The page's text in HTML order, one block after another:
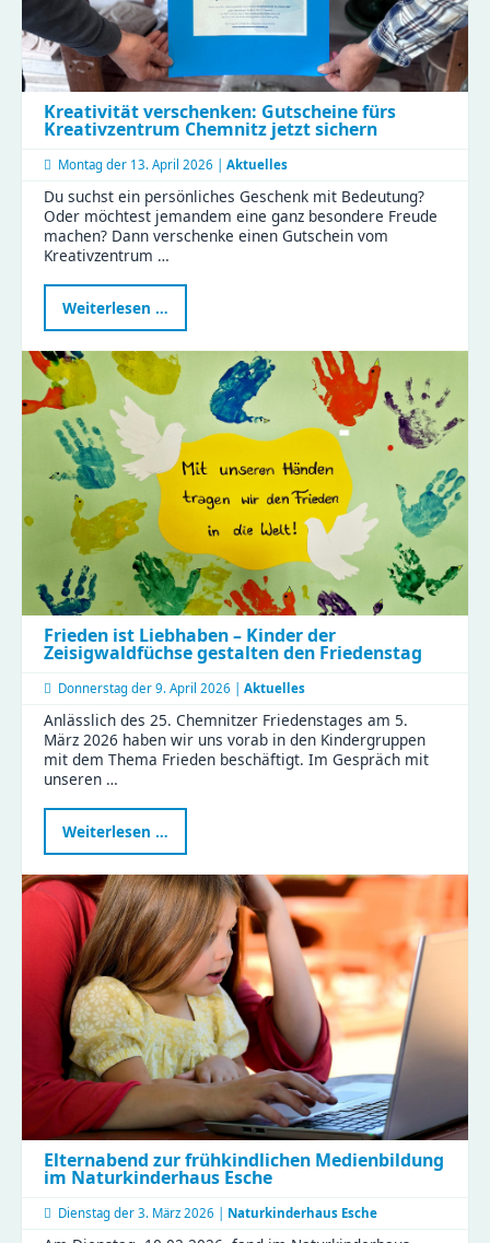
Kreativität verschenken: Gutscheine fürs
Kreativzentrum Chemnitz jetzt sichern
Montag der 13. April 2026 | Aktuelles
Du suchst ein persönliches Geschenk mit Bedeutung?
Oder möchtest jemandem eine ganz besondere Freude
machen? Dann verschenke einen Gutschein vom
Kreativzentrum …
Weiterlesen …
verschenken:
Gutscheine
fürs
Kreativzentrum
Chemnitz
jetzt
sichern
Frieden ist Liebhaben – Kinder der
Zeisigwaldfüchse gestalten den Friedenstag
Donnerstag der 9. April 2026 | Aktuelles
Anlässlich des 25. Chemnitzer Friedenstages am 5.
März 2026 haben wir uns vorab in den Kindergruppen
mit dem Thema Frieden beschäftigt. Im Gespräch mit
unseren …
Weiterlesen …
ist
Liebhaben
–
Kinder
der
Zeisigwaldfüchse
gestalten
den
Friedenstag
Elternabend zur frühkindlichen Medienbildung
im Naturkinderhaus Esche
Dienstag der 3. März 2026 | Naturkinderhaus Esche